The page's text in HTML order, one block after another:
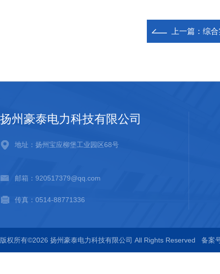
上一篇： 综
扬州豪泰电力科技有限公司
地址：扬州宝应柳堡工业园区68号
邮箱：920517379@qq.com
传真：0514-88771336
版权所有©2026 扬州豪泰电力科技有限公司 All Rights Reserved 备案